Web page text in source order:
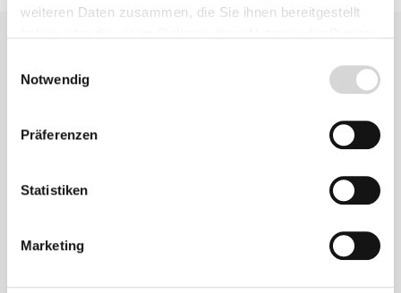
weiteren Daten zusammen, die Sie ihnen bereitgestellt
Notwendig
Präferenzen
Statistiken
Marketing
empfehlen wir